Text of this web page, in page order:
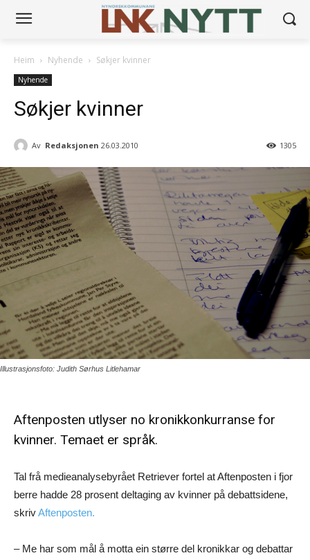
Heim Nyhende Søkjer kvinner
Nyhende
Søkjer kvinner
Av Redaksjonen 26.03.2010 1305
Illustrasjonsfoto: Judith Sørhus Litlehamar
Aftenposten utlyser no kronikkonkurranse for
kvinner. Temaet er språk.
Tal frå medieanalysebyrået Retriever fortel at Aftenposten i fjor
berre hadde 28 prosent deltaging av kvinner på debattsidene,
skrivAftenposten.
– Me har som mål å motta ein større del kronikkar og debattar